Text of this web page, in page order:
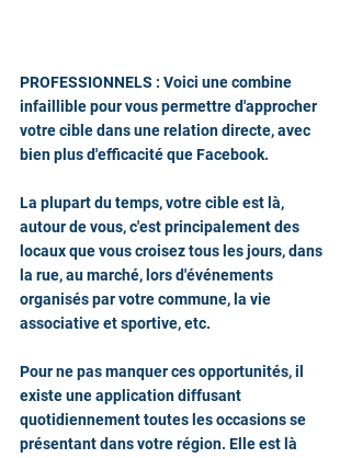
PROFESSIONNELS : Voici une combine
infaillible pour vous permettre d'approcher
votre cible dans une relation directe, avec
bien plus d'efficacité que Facebook.
La plupart du temps, votre cible est là,
autour de vous, c'est principalement des
locaux que vous croisez tous les jours, dans
la rue, au marché, lors d'événements
organisés par votre commune, la vie
associative et sportive, etc.
Pour ne pas manquer ces opportunités, il
existe une application diffusant
quotidiennement toutes les occasions se
présentant dans votre région. Elle est là